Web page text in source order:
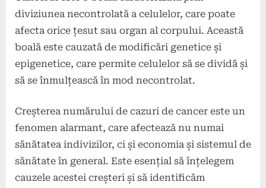
diviziunea necontrolată a celulelor, care poate
afecta orice țesut sau organ al corpului. Această
boală este cauzată de modificări genetice și
epigenetice, care permite celulelor să se dividă și
să se înmulțească în mod necontrolat.
Creșterea numărului de cazuri de cancer este un
fenomen alarmant, care afectează nu numai
sănătatea indivizilor, ci și economia și sistemul de
sănătate în general. Este esențial să înțelegem
cauzele acestei creșteri și să identificăm